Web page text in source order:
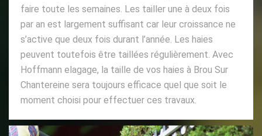
faire toute les semaines. Les tailler une à deux fois
par an est largement suffisant car leur croissance ne
s’active que deux fois durant l’année. Les haies
peuvent toutefois être taillées régulièrement. Avec
Hoffmann elagage, la taille de vos haies à Brou Sur
Chantereine sera toujours efficace quel que soit le
moment choisi pour effectuer ces travaux.